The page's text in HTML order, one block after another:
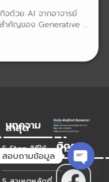
จด้วย AI จากอาจารย์
ำคัญของ Generative ...
บทความ
ล่าสุด
5 Step วิธีใช้
Gemini AI
วิเคราะห์ Google
ติดตาม
ข่าวเรา
สอบถามข้อมูล
Open